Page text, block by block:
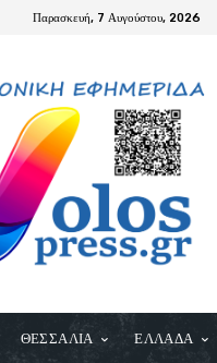
Παρασκευή, 7 Αυγούστου, 2026
ΘΕΣΣΑΛΙΑ ΕΛΛΑΔΑ